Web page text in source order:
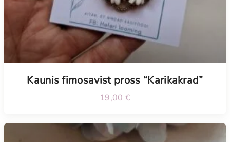
Kaunis fimosavist pross “Karikakrad”
19,00 €